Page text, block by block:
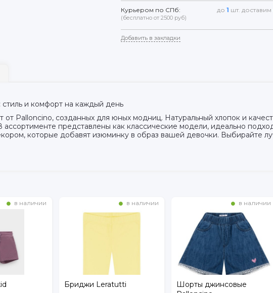
Курьером по СПб:
(бесплатно от 2500 руб)
до 1 шт. доставим
Добавить в закладки
и комфорт на каждый день
Palloncino, созданных для юных модниц. Натуральный хлопок и
представлены как классические модели, идеально
которые добавят изюминку в образ вашей девочки. Выбирайте
в наличии в наличии
Шорты джинсовые
в наличии
Шорты Palloncino Lemon